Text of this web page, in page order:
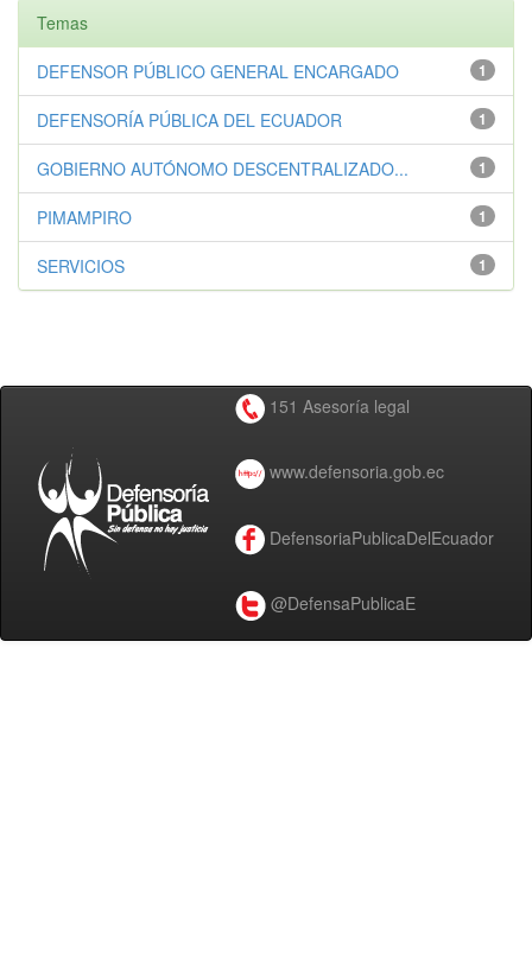
Temas
1
DEFENSOR PÚBLICO GENERAL ENCARGADO
1
DEFENSORÍA PÚBLICA DEL ECUADOR
1
GOBIERNO AUTÓNOMO DESCENTRALIZADO...
1
PIMAMPIRO
1
SERVICIOS
151 Asesoría legal
www.defensoria.gob.ec
DefensoriaPublicaDelEcuador
@DefensaPublicaE